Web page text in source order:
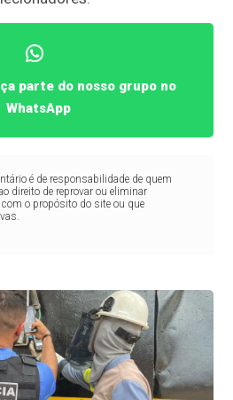
parte do nosso grupo no
WhatsApp
é de responsabilidade de quem
direito de reprovar ou eliminar
o propósito do site ou que